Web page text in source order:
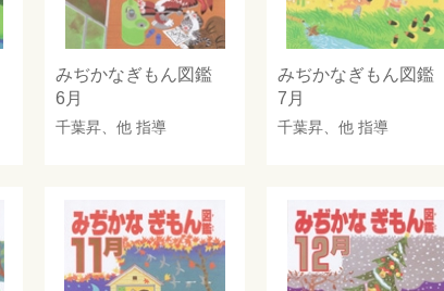
みぢかなぎもん図鑑
6月
千葉昇 、他 指導
みぢかなぎもん図鑑
7月
千葉昇 、他 指導